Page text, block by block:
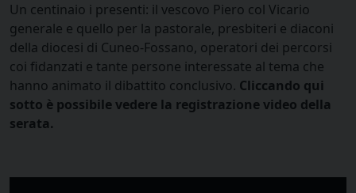
Un centinaio i presenti: il vescovo Piero col Vicario
generale e quello per la pastorale, presbiteri e diaconi
della diocesi di Cuneo-Fossano, operatori dei percorsi
coi fidanzati e tante persone interessate al tema che
hanno animato il dibattito conclusivo. Cliccando qui
sotto è possibile vedere la registrazione video della
serata.